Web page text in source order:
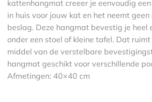
kattenhangmat creeer je eenvoudig
in huis voor jouw kat en het neemt geen
beslag. Deze hangmat bevestig je heel
onder een stoel of kleine tafel. Dat
middel van de verstelbare
hangmat geschikt voor verschillende
Afmetingen: 40×40 cm